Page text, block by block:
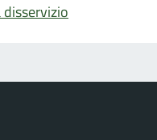
disservizio